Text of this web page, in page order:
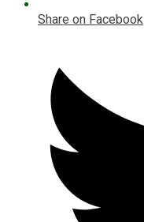
Share on Facebook